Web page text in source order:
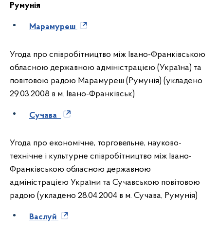
Румунія
Марамуреш
Угода про співробітництво між Івано-Франківською
обласною державною адміністрацією (Україна) та
повітовою радою Марамуреш (Румунія) (укладено
29.03.2008 в м. Івано-Франківськ)
Сучава
Угода про економічне, торговельне, науково-
технічне і культурне співробітництво між Івано-
Франківською обласною державною
адміністрацією України та Сучавською повітовою
радою (укладено 28.04.2004 в м. Сучава, Румунія)
Васлуй